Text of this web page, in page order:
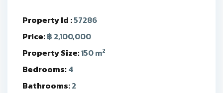
Property Id :57286
Price:฿ 2,100,000
Property Size:150 m2
Bedrooms:4
Bathrooms:2